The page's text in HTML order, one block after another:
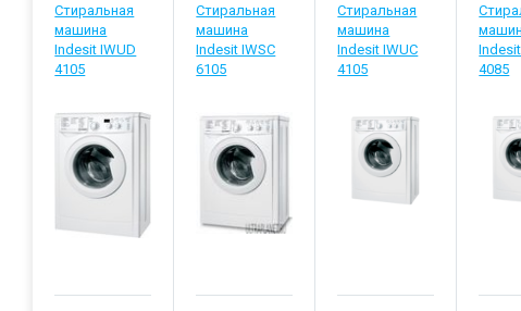
Стиральная
машина
Indesit IWUD
4105
Стиральная
машина
Indesit IWSC
6105
Стиральная
машина
Indesit IWUC
4105
4085